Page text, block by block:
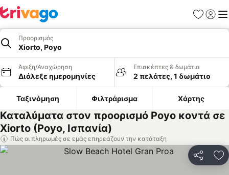
Προορισμός
Xiorto, Poyo
Άφιξη/Αναχώρηση
Διάλεξε ημερομηνίες
Επισκέπτες & δωμάτια
2 πελάτες, 1 δωμάτιο
Ταξινόμηση Φιλτράρισμα Χάρτης
Καταλύματα στον προορισμό Poyo κοντά σε
Xiorto (Poyo, Ισπανία)
Πώς οι πληρωμές σε εμάς επηρεάζουν την κατάταξη